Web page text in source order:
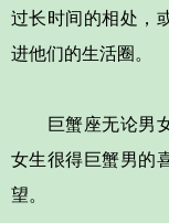
过长时间的相处，
进他们的生活圈。
巨蟹座无论男女
女生很得巨蟹男的
望。